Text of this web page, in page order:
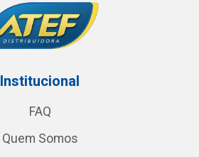
Institucional
FAQ
Quem Somos